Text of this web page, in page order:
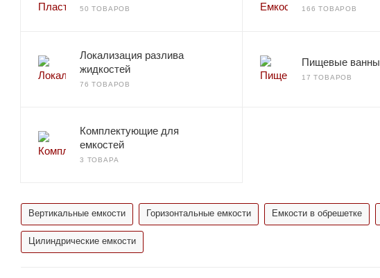
50 ТОВАРОВ 166 ТОВАРОВ
Локализация разлива
жидкостей
76 ТОВАРОВ
Пищевые ванны
17 ТОВАРОВ
Комплектующие для
емкостей
3 ТОВАРА
Вертикальные емкости Горизонтальные емкости Емкости в обрешетке
Цилиндрические емкости